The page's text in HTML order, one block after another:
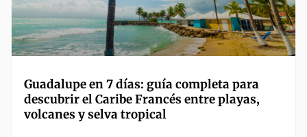
Guadalupe en 7 días: guía completa para
descubrir el Caribe Francés entre playas,
volcanes y selva tropical